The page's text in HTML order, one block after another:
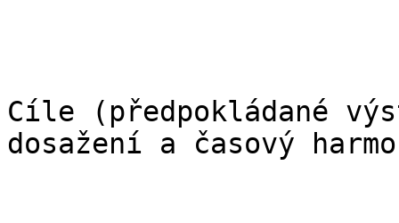
Cíle (předpokládané
dosažení a časový